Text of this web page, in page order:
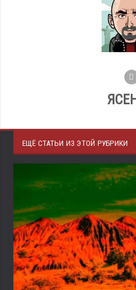
ЕЩЁ СТАТЬИ ИЗ ЭТОЙ РУБРИКИ